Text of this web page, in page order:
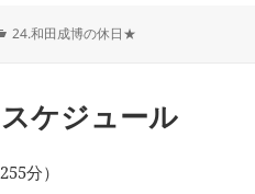
カ
ー
24.和田成博の休日★
ケジュール
分）